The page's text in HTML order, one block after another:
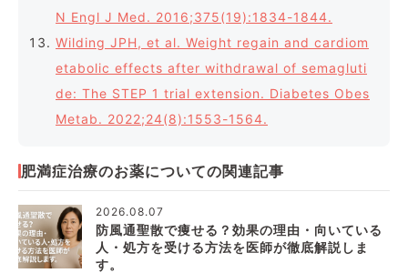
N Engl J Med. 2016;375(19):1834-1844.
Wilding JPH, et al. Weight regain and cardiom
etabolic effects after withdrawal of semagluti
de: The STEP 1 trial extension. Diabetes Obes
Metab. 2022;24(8):1553-1564.
肥満症治療のお薬についての関連記事
2026.08.07
防風通聖散で痩せる？効果の理由・向いている
人・処方を受ける方法を医師が徹底解説しま
す。